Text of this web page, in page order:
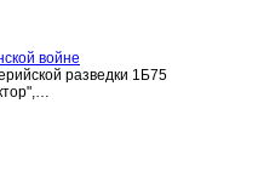
войне
разведки 1Б75